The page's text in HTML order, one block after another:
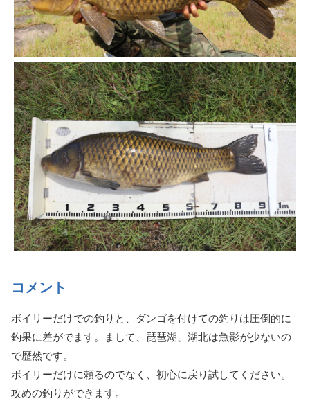
コメント
ボイリーだけでの釣りと、ダンゴを付けての釣りは圧倒的に
釣果に差がでます。まして、琵琶湖、湖北は魚影が少ないの
で歴然です。
ボイリーだけに頼るのでなく、初心に戻り試してください。
攻めの釣りができます。